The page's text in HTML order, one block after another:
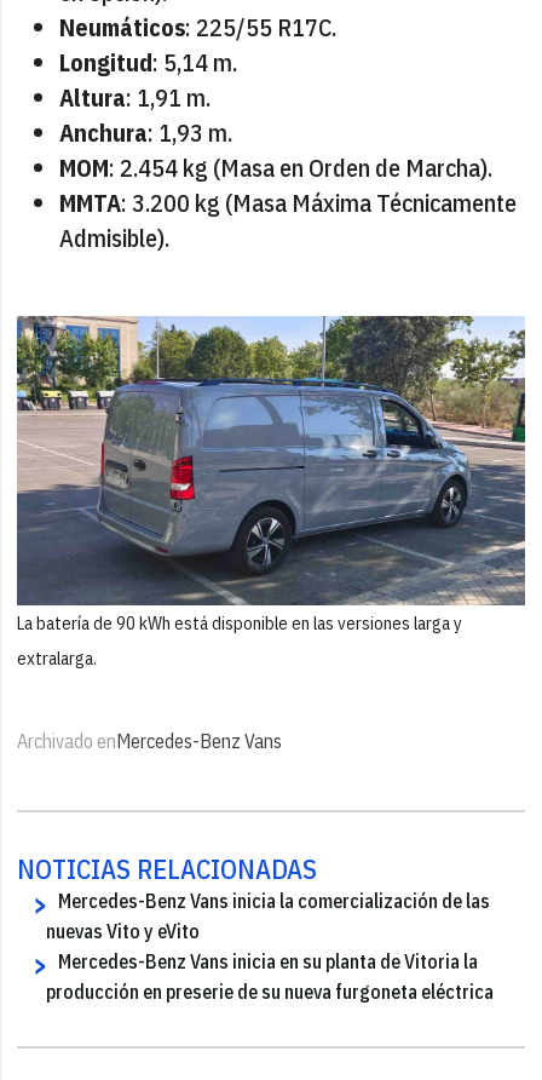
Neumáticos: 225/55 R17C.
Longitud: 5,14 m.
Altura: 1,91 m.
Anchura: 1,93 m.
MOM: 2.454 kg (Masa en Orden de Marcha).
MMTA: 3.200 kg (Masa Máxima Técnicamente
Admisible).
La batería de 90 kWh está disponible en las versiones larga y
extralarga.
Archivado enMercedes-Benz Vans
NOTICIAS RELACIONADAS
Mercedes-Benz Vans inicia la comercialización de las
nuevas Vito y eVito
Mercedes-Benz Vans inicia en su planta de Vitoria la
producción en preserie de su nueva furgoneta eléctrica